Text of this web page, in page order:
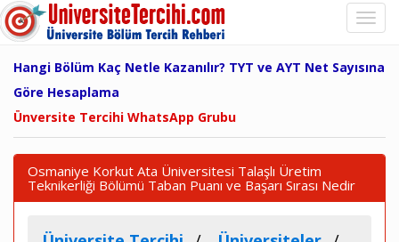
Hangi Bölüm Kaç Netle Kazanılır? TYT ve AYT Net Sayısına
Göre Hesaplama
Ünversite Tercihi WhatsApp Grubu
Osmaniye Korkut Ata Üniversitesi Talaşlı Üretim
Teknikerliği Bölümü Taban Puanı ve Başarı Sırası Nedir